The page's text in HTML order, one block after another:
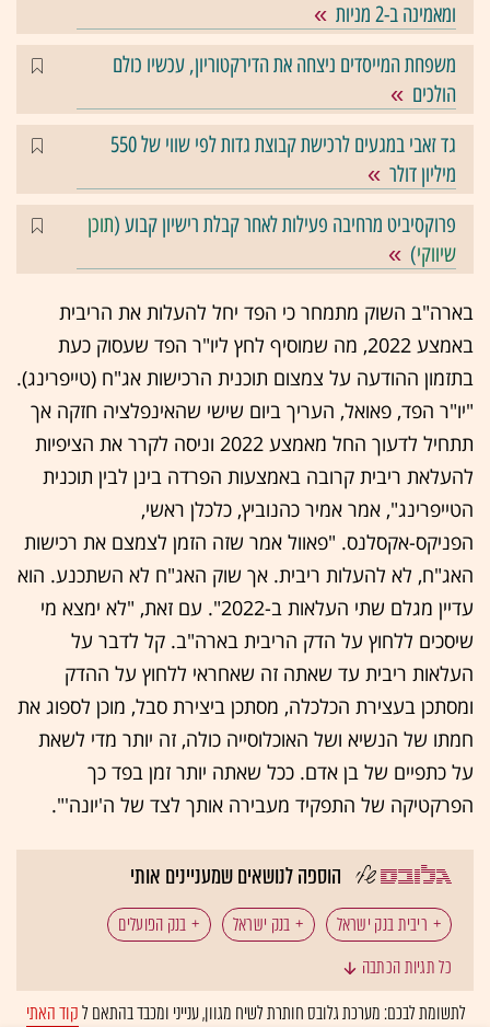
ומאמינה ב-2 מניות
משפחת המייסדים ניצחה את הדירקטוריון, עכשיו כולם
הולכים
גד זאבי במגעים לרכישת קבוצת גדות לפי שווי של 550
מיליון דולר
פרוקסיביט מרחיבה פעילות לאחר קבלת רישיון קבוע (תוכן
שיווקי)
בארה"ב השוק מתמחר כי הפד יחל להעלות את הריבית
באמצע 2022, מה שמוסיף לחץ ליו"ר הפד שעסוק כעת
בתזמון ההודעה על צמצום תוכנית הרכישות אג"ח (טייפרינג).
"יו"ר הפד, פאואל, העריך ביום שישי שהאינפלציה חזקה אך
תתחיל לדעוך החל מאמצע 2022 וניסה לקרר את הציפיות
להעלאת ריבית קרובה באמצעות הפרדה בינן לבין תוכנית
הטייפרינג", אמר אמיר כהנוביץ, כלכלן ראשי,
הפניקס-אקסלנס. "פאוול אמר שזה הזמן לצמצם את רכישות
האג"ח, לא להעלות ריבית. אך שוק האג"ח לא השתכנע. הוא
עדיין מגלם שתי העלאות ב-2022". עם זאת, "לא ימצא מי
שיסכים ללחוץ על הדק הריבית בארה"ב. קל לדבר על
העלאות ריבית עד שאתה זה שאחראי ללחוץ על ההדק
ומסתכן בעצירת הכלכלה, מסתכן ביצירת סבל, מוכן לספוג את
חמתו של הנשיא ושל האוכלוסייה כולה, זה יותר מדי לשאת
על כתפיים של בן אדם. ככל שאתה יותר זמן בפד כך
הפרקטיקה של התפקיד מעבירה אותך לצד של ה'יונה'".
הוספה לנושאים שמעניינים אותי
ריבית בנק ישראל בנק ישראל בנק הפועלים
כל תגיות הכתבה
לתשומת לבכם: מערכת גלובס חותרת לשיח מגוון, ענייני ומכבד בהתאם לקוד האתי